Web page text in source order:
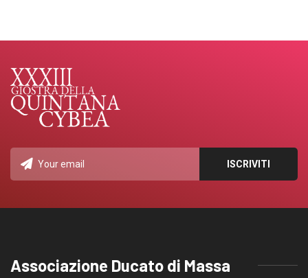
Associazione Ducato di Massa